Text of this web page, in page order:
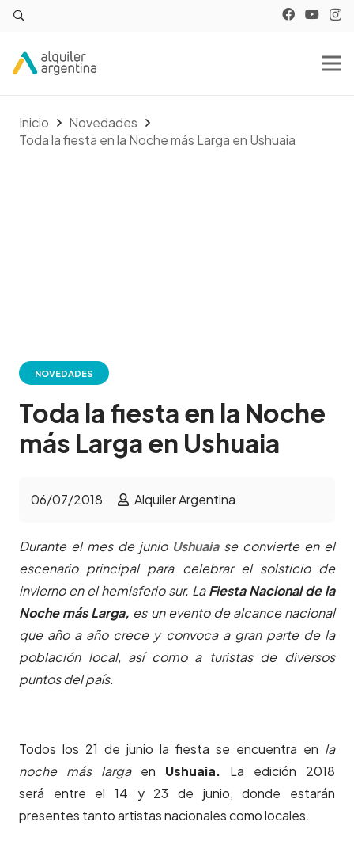
Inicio
Novedades
Toda la fiesta en la Noche más Larga en Ushuaia
NOVEDADES
Toda la fiesta en la Noche
más Larga en Ushuaia
06/07/2018 Alquiler Argentina
Durante el mes de junio Ushuaia se convierte en el
escenario principal para celebrar el solsticio de
invierno en el hemisferio sur. LaFiesta Nacional de la
Noche más Larga, es un evento de alcance nacional
que año a año crece y convoca a gran parte de la
población local, así como a turistas de diversos
puntos del país.
Todos los 21 de junio la fiesta se encuentra en la
noche más largaen Ushuaia. La edición 2018
será entre el 14 y 23 de junio, donde estarán
presentes tanto artistas nacionales como locales.